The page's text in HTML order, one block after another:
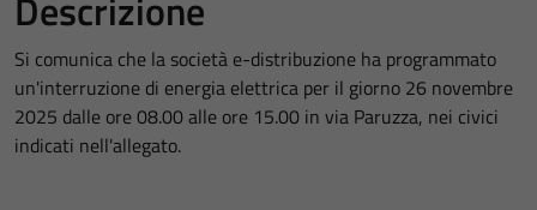
Si comunica che la società e-distribuzione ha programmato
un'interruzione di energia elettrica per il giorno 26 novembre
2025 dalle ore 08.00 alle ore 15.00 in via Paruzza, nei civici
indicati nell'allegato.